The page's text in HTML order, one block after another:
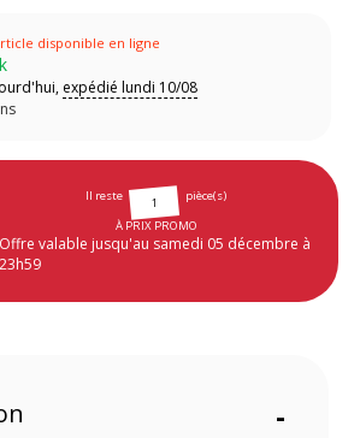
disponible en ligne
expédié lundi 10/08
Il reste 1
pièce(s)
À PRIX PROMO
Offre valable jusqu'au samedi 05 décembre à
23h59
-